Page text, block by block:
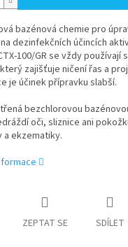
bazénová chemie pro
dezinfekčních účincích
100/GR se vždy používají
který zajišťuje ničení řas a
je účinek přípravku slabší.
bezchlorovou
oči, sliznice ani
a ekzematiky.
ZEPTAT SE SDÍLET